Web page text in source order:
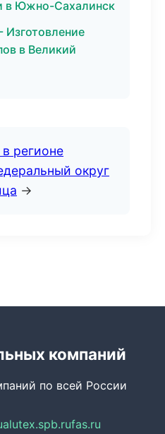
в Южно-Сахалинск
в Великий
регионе
округ
→
компаний
по всей России
alutex.spb.rufas.ru